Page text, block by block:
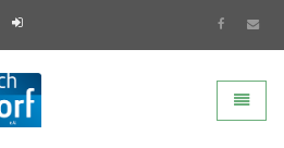
Werbering Hessisch